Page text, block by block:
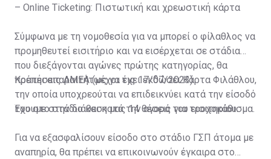
– Online Ticketing: Πιστωτική και χρεωστική κάρτα
Σύμφωνα με τη νομοθεσία για να μπορεί ο φίλαθλος να
προμηθευτεί εισιτήριο και να εισέρχεται σε στάδια
που διεξάγονται αγώνες πρώτης κατηγορίας, θα
πρέπει απαραιτήτως να έχει εκδώσει Κάρτα Φιλάθλου,
την οποία υποχρεούται να επιδεικνύει κατά την είσοδό
του στο στάδιο και κατά την αγορά του εισιτηρίου.
Κρατήσεις ΑΜΕΑ (μέχρι τις 17/07/2023)
Έχουμε στην διάθεση μας 14 θέσεις για τροχοκάθισμα.
Για να εξασφαλίσουν είσοδο στο στάδιο ΓΣΠ άτομα με
αναπηρία, θα πρέπει να επικοινωνούν έγκαιρα στο